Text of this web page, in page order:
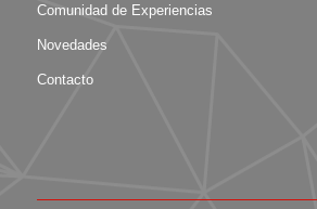
Comunidad de Experiencias
Novedades
Contacto